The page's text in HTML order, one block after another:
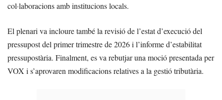
col·laboracions amb institucions locals.
El plenari va incloure també la revisió de l’estat d’execució del
pressupost del primer trimestre de 2026 i l’informe d’estabilitat
pressupostària. Finalment, es va rebutjar una moció presentada per
VOX i s’aprovaren modificacions relatives a la gestió tributària.